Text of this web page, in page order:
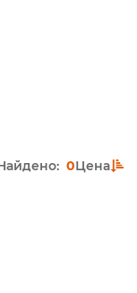
0Цена